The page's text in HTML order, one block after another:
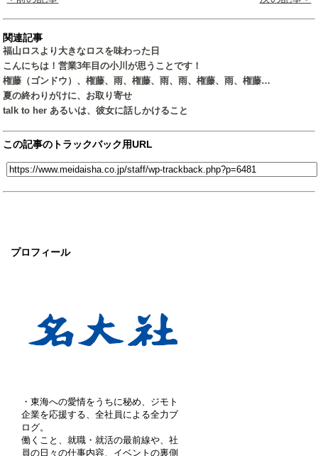
プロフィール
・東海への愛情をうちに秘め、ジモト
企業を応援する、全社員による全力ブ
ログ。
働くこと、就職・就活の最前線や、社
員の日々の仕事内容、イベントの裏側
関連記事
福山ロスより大きなロスを味わった日
こんにちは！営業3年目の小川が思うことです！
権藤（ゴンドウ）、権藤、雨、権藤、雨、雨、権藤、雨、権藤…
夏の終わりがけに、お取り寄せ
talk to her あるいは、彼女に話しかけること
この記事のトラックバック用URL